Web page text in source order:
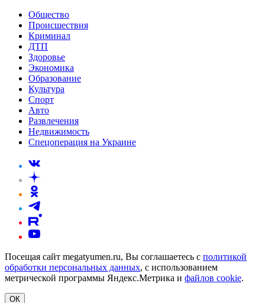
Общество
Происшествия
Криминал
ДТП
Здоровье
Экономика
Образование
Культура
Спорт
Авто
Развлечения
Недвижимость
Спецоперация на Украине
Посещая сайт megatyumen.ru, Вы соглашаетесь с политикой
обработки персональных данных, с использованием
метрической программы Яндекс.Метрика и файлов cookie.
ОК